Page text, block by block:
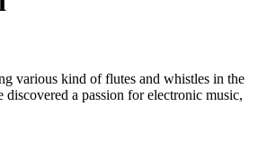
various kind of flutes and whistles in the
discovered a passion for electronic music,